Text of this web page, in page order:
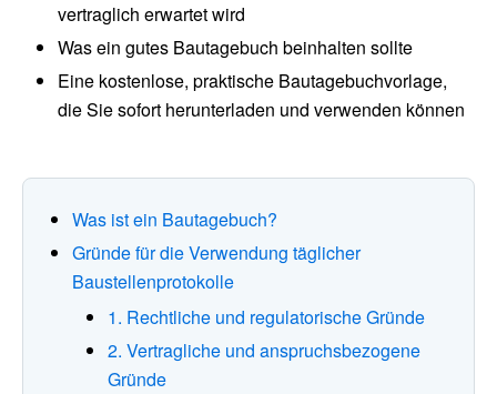
vertraglich erwartet wird
Was ein gutes Bautagebuch beinhalten sollte
Eine kostenlose, praktische Bautagebuchvorlage,
die Sie sofort herunterladen und verwenden können
Was ist ein Bautagebuch?
Gründe für die Verwendung täglicher
Baustellenprotokolle
1. Rechtliche und regulatorische Gründe
2. Vertragliche und anspruchsbezogene
Gründe